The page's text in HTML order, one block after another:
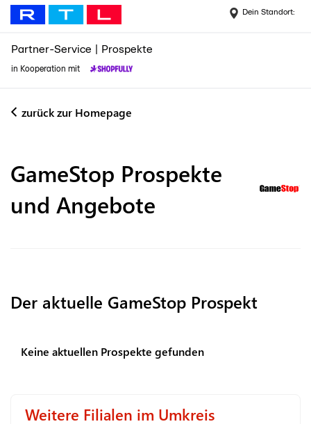
Dein Standort:
Partner-Service Prospekte
in Kooperation mit
zurück zur Homepage
Weitere Filialen im Umkreis
GameStop Prospekte
und Angebote
Der aktuelle GameStop Prospekt
Keine aktuellen Prospekte gefunden